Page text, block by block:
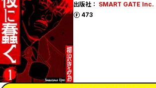
出版社： SMART GATE Inc.
473
ポイント